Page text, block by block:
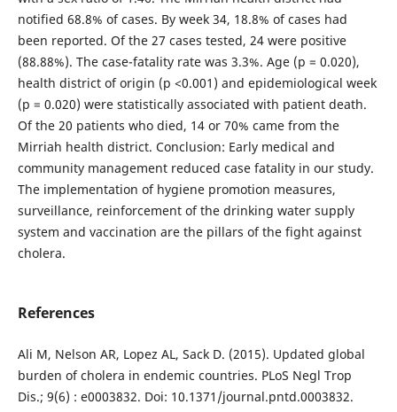
notified 68.8% of cases. By week 34, 18.8% of cases had
been reported. Of the 27 cases tested, 24 were positive
(88.88%). The case-fatality rate was 3.3%. Age (p = 0.020),
health district of origin (p <0.001) and epidemiological week
(p = 0.020) were statistically associated with patient death.
Of the 20 patients who died, 14 or 70% came from the
Mirriah health district. Conclusion: Early medical and
community management reduced case fatality in our study.
The implementation of hygiene promotion measures,
surveillance, reinforcement of the drinking water supply
system and vaccination are the pillars of the fight against
cholera.
References
Ali M, Nelson AR, Lopez AL, Sack D. (2015). Updated global
burden of cholera in endemic countries. PLoS Negl Trop
Dis.; 9(6) : e0003832. Doi: 10.1371/journal.pntd.0003832.